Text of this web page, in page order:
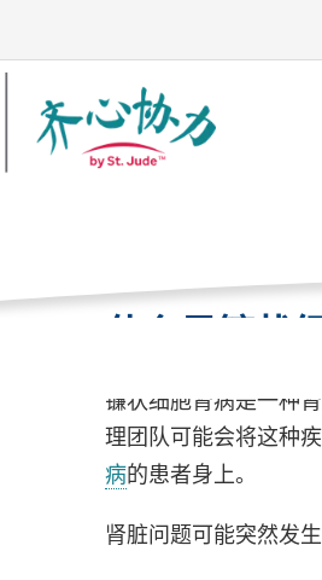
镰状细
什么是镰状
镰状细胞肾病是一种
理团队可能会将这种
病的患者身上。
肾脏问题可能突然发